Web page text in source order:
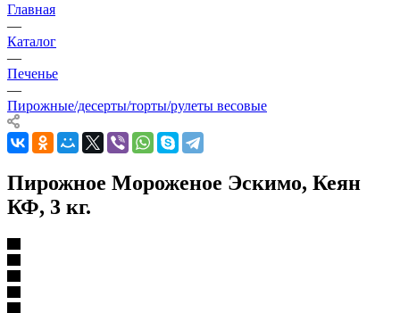
Главная
—
Каталог
—
Печенье
—
Пирожные/десерты/торты/рулеты весовые
Пирожное Мороженое Эскимо, Кеян
КФ, 3 кг.